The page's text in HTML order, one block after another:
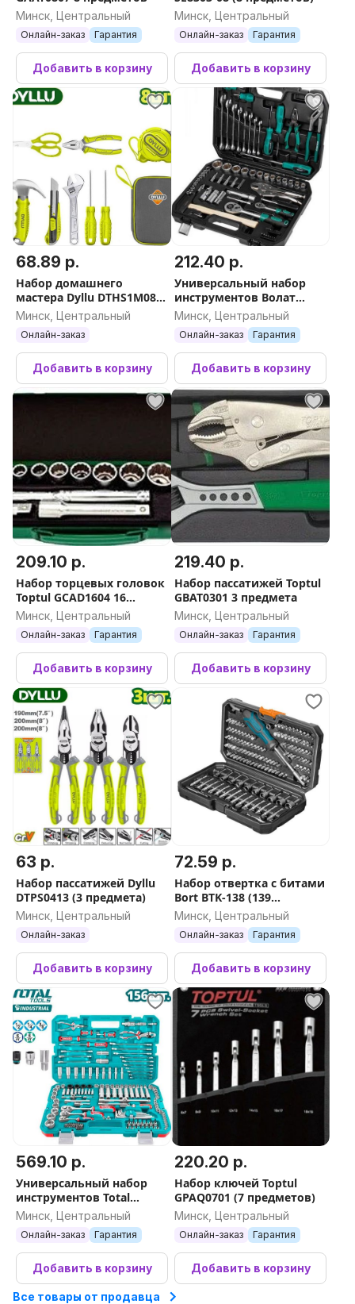
Минск, Центральный
Онлайн-заказ Гарантия
Добавить в корзину
Минск, Центральный
Онлайн-заказ Гарантия
Добавить в корзину
68.89 р.
Набор домашнего
мастера Dyllu DTHS1M08
(8 предметов)
Минск, Центральный
Онлайн-заказ
Добавить в корзину
212.40 р.
Универсальный набор
инструментов Волат
18530-72 (72 предмета)
Минск, Центральный
Онлайн-заказ Гарантия
Добавить в корзину
209.10 р.
Набор торцевых головок
Toptul GCAD1604 16
предметов
Минск, Центральный
Онлайн-заказ Гарантия
Добавить в корзину
219.40 р.
Набор пассатижей Toptul
GBAT0301 3 предмета
Минск, Центральный
Онлайн-заказ Гарантия
Добавить в корзину
63 р.
Набор пассатижей Dyllu
DTPS0413 (3 предмета)
Минск, Центральный
Онлайн-заказ
Добавить в корзину
72.59 р.
Набор отвертка с битами
Bort BTK-138 (139
предметов)
Минск, Центральный
Онлайн-заказ Гарантия
Добавить в корзину
569.10 р.
Универсальный набор
инструментов Total
THKTHP21566 (156
предметов)
Минск, Центральный
Онлайн-заказ Гарантия
Добавить в корзину
220.20 р.
Набор ключей Toptul
GPAQ0701 (7 предметов)
Минск, Центральный
Онлайн-заказ Гарантия
Добавить в корзину
Все товары от продавца